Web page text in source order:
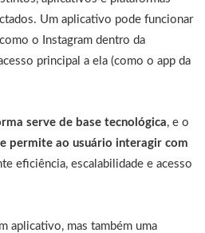
Um aplicativo pode funcionar
o Instagram dentro da
principal a ela (como o app da
serve de base tecnológica, e o
permite ao usuário interagir com
eficiência, escalabilidade e acesso
aplicativo, mas também uma